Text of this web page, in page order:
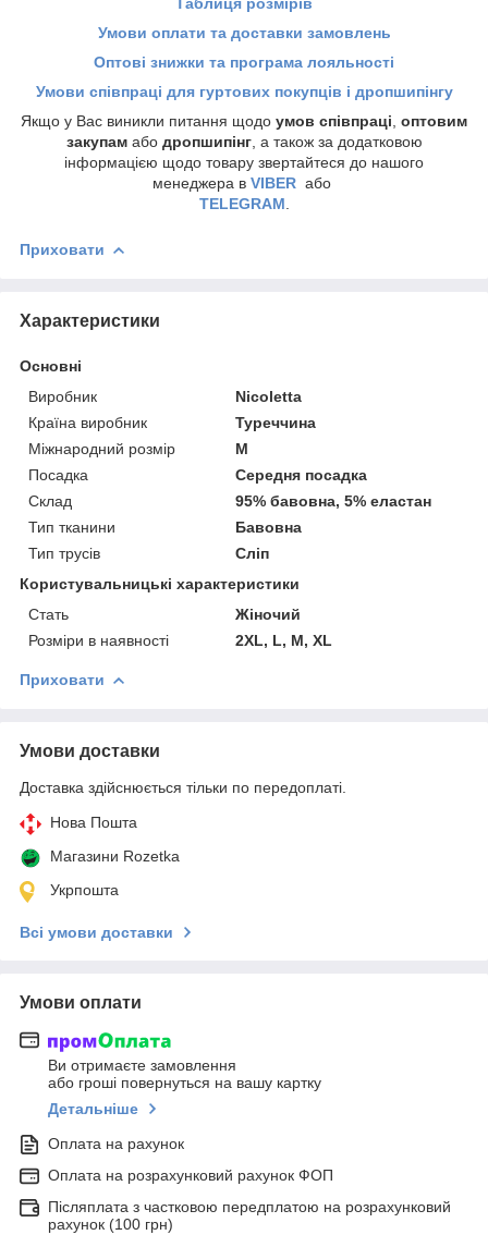
Умови оплати та доставки замовлень
Оптові знижки та програма лояльності
Умови співпраці для гуртових покупців і дропшипінгу
Якщо у Вас виникли питання щодо умов співпраці оптовим
закупамабо дропшипінг, а також за додатковою
інформацією щодо товару звертайтеся до нашого
менеджера в VIBER або
TELEGRAM
Приховати
Характеристики
Основні
Виробник
Nicoletta
Країна виробник
Туреччина
Міжнародний розмір
M
Посадка
Середня посадка
Склад
95% бавовна, 5% еластан
Тип тканини
Бавовна
Тип трусів
Сліп
Користувальницькі характеристики
Cтать
Жіночий
Розміри в наявності
2XL, L, M, XL
Приховати
Умови доставки
Доставка здійснюється тільки по передоплаті.
Нова Пошта
Магазини Rozetka
Укрпошта
Всі умови доставки
Умови оплати
Ви отримаєте замовлення
або гроші повернуться на вашу картку
Детальніше
Оплата на рахунок
Оплата на розрахунковий рахунок ФОП
Післяплата з частковою передплатою на розрахунковий
рахунок (100 грн)